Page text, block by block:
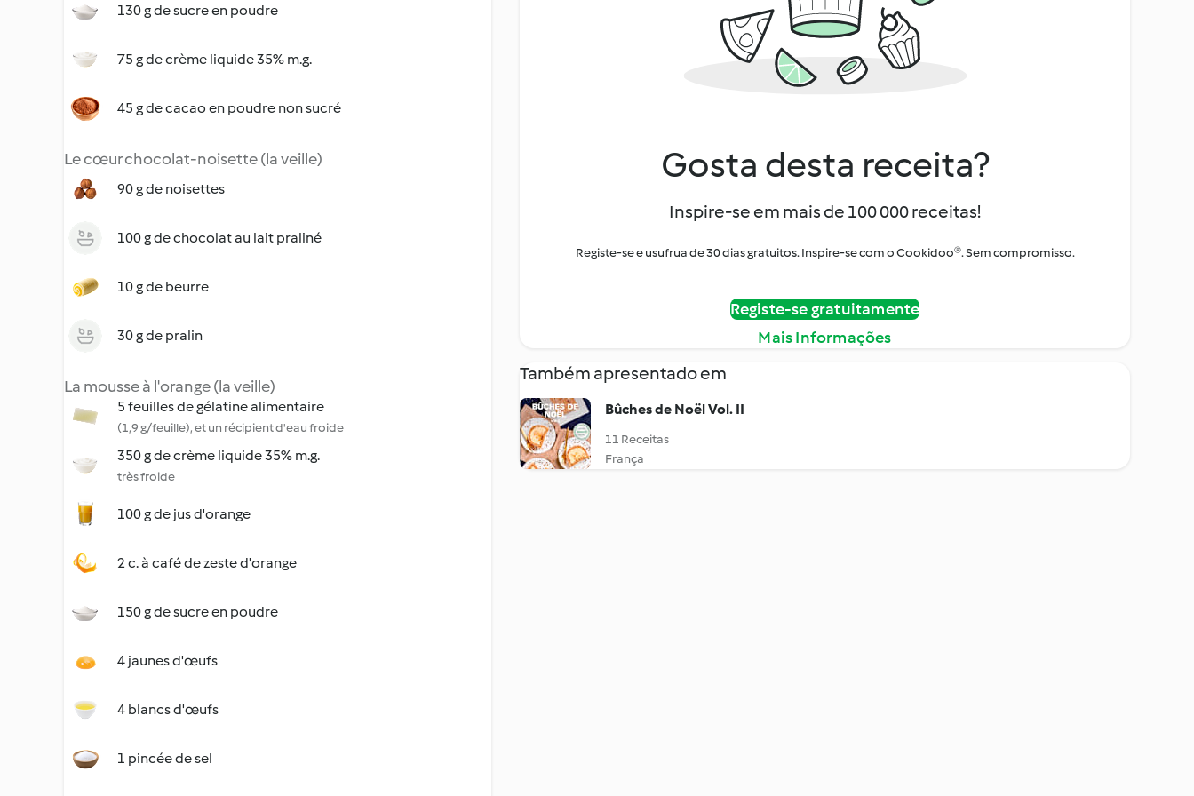
130 g de sucre en poudre
75 g de crème liquide 35% m.g.
45 g de cacao en poudre non sucré
Le cœur chocolat-noisette (la veille)
90 g de noisettes
100 g de chocolat au lait praliné
10 g de beurre
30 g de pralin
La mousse à l'orange (la veille)
5 feuilles de gélatine alimentaire
(1,9 g/feuille), et un récipient d'eau froide
350 g de crème liquide 35% m.g.
très froide
100 g de jus d'orange
2 c. à café de zeste d'orange
150 g de sucre en poudre
4 jaunes d'œufs
4 blancs d'œufs
1 pincée de sel
Gosta desta receita?
Inspire-se em mais de 100 000 receitas!
Registe-se e usufrua de 30 dias gratuitos. Inspire-se com o Cookidoo®. Sem compromisso.
Registe-se gratuitamente
Mais Informações
Também apresentado em
Bûches de Noël Vol. II
11 Receitas
França